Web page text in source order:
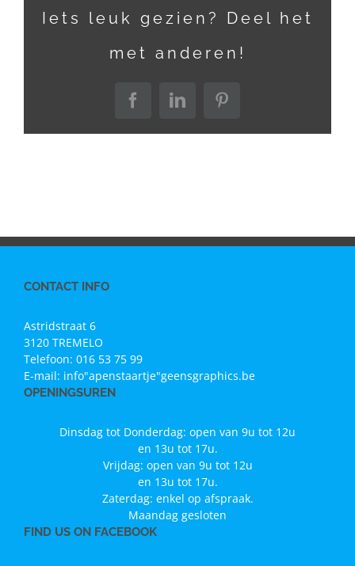
Iets leuk gezien? Deel het
met anderen!
FacebookLinkedInPinterest
CONTACT INFO
Astridstraat 6
3120 TREMELO
Telefoon: 016 53 75 99
E-mail: info"apenstaartje"geensgraphics.be
OPENINGSUREN
Dinsdag tot Donderdag: open van 9u tot 12u
en 13u tot 17u.
Vrijdag: open van 9u tot 12u
en 13u tot 17u.
Zaterdag: enkel op afspraak.
Maandag gesloten
FIND US ON FACEBOOK